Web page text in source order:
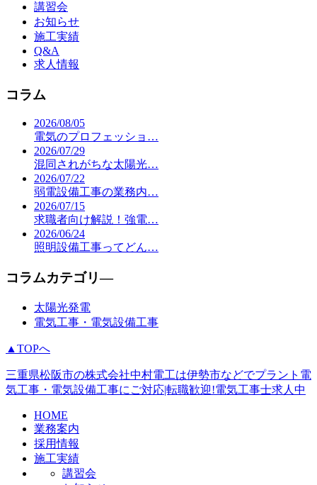
講習会
お知らせ
施工実績
Q&A
求人情報
コラム
2026/08/05
電気のプロフェッショ…
2026/07/29
混同されがちな太陽光…
2026/07/22
弱電設備工事の業務内…
2026/07/15
求職者向け解説！強電…
2026/06/24
照明設備工事ってどん…
コラムカテゴリ―
太陽光発電
電気工事・電気設備工事
▲TOPへ
三重県松阪市の株式会社中村電工は伊勢市などでプラント電
気工事・電気設備工事にご対応|転職歓迎!電気工事士求人中
HOME
業務案内
採用情報
施工実績
講習会